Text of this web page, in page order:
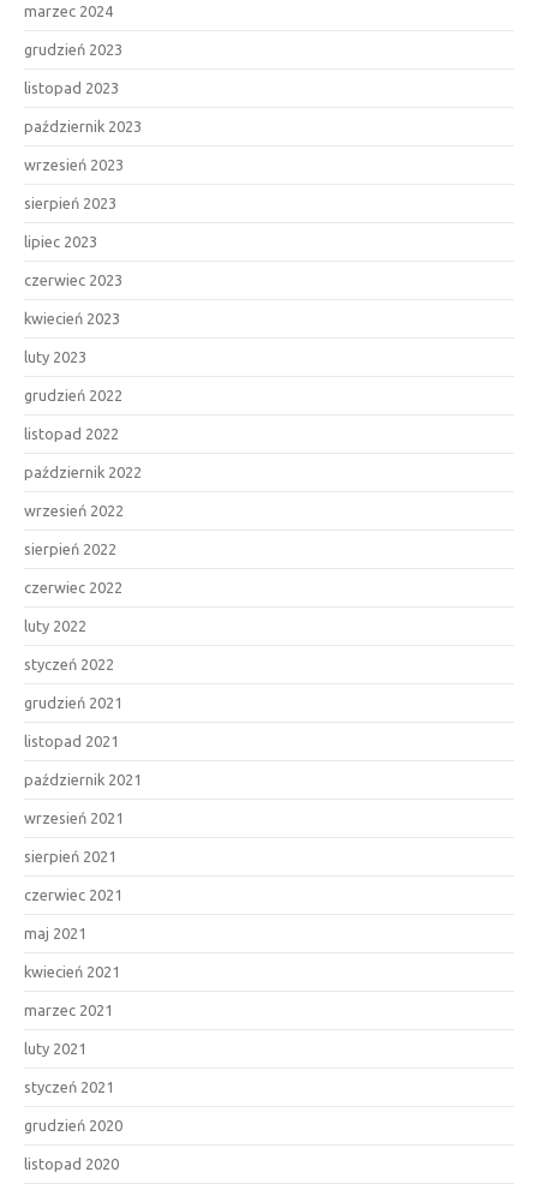
marzec 2024
grudzień 2023
listopad 2023
październik 2023
wrzesień 2023
sierpień 2023
lipiec 2023
czerwiec 2023
kwiecień 2023
luty 2023
grudzień 2022
listopad 2022
październik 2022
wrzesień 2022
sierpień 2022
czerwiec 2022
luty 2022
styczeń 2022
grudzień 2021
listopad 2021
październik 2021
wrzesień 2021
sierpień 2021
czerwiec 2021
maj 2021
kwiecień 2021
marzec 2021
luty 2021
styczeń 2021
grudzień 2020
listopad 2020